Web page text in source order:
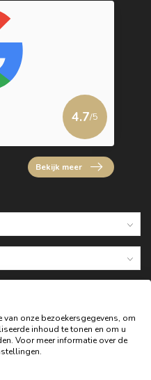
4.7/5
Bekijk meer
onze bezoekersgegevens, om
inhoud te tonen en om u
Voor meer informatie over de